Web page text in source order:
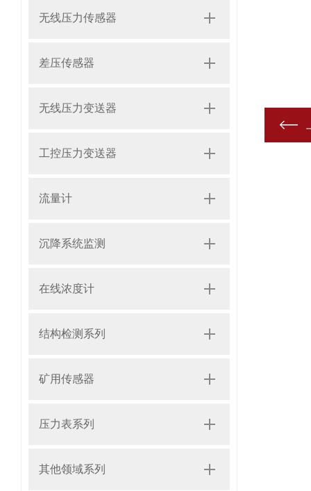
无线压力传感器
差压传感器
无线压力变送器
工控压力变送器
流量计
沉降系统监测
在线浓度计
结构检测系列
矿用传感器
压力表系列
其他领域系列